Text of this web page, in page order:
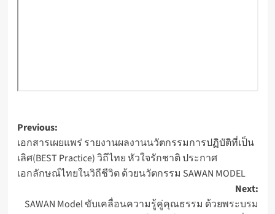
Post
navigation
Previous:
เอกสารเผยแพร่ รายงานผลงานนวัตกรรมการปฏิบัติที่เป็น
เลิศ(BEST Practice) วิถีไทย หัวใจรักชาติ ประกาศ
เอกลักษณ์ไทยในวิถีชีวิต ด้วยนวัตกรรม SAWAN MODEL
Next:
SAWAN Model ขับเคลื่อนความรู้คู่คุณธรรม ด้วยพระบรม